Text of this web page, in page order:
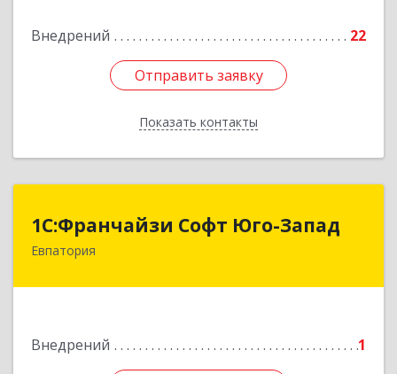
Внедрений 22
Отправить заявку
Показать контакты
Подробнее
Отправить заявку
Назад
1С:Франчайзи Софт Юго-Запад
Евпатория
Внедрений 1
1С:Франчайзи Софт Юго-Запад
297407, Крым Респ, Евпатория г, Победы пр-кт,